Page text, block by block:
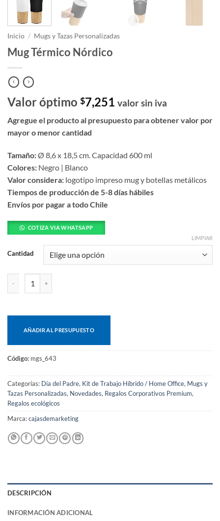
Inicio / Mugs y Tazas Personalizadas
Mug Térmico Nórdico
Valor óptimo $7,251 valor sin iva
Agregue el producto al presupuesto para obtener valor por
mayor o menor cantidad
Tamaño:Ø 8,6 x 18,5 cm. Capacidad 600 ml
Colores: Negro | Blanco
Valor considera: logotipo impreso mug y botellas metálicos
Tiempos de producción de 5-8 días hábiles
Envíos por pagar a todo Chile
COTIZA VIA WHATSAPP
Cantidad
LIMPIAR
AÑADIR AL PRESUPUESTO
Código: mgs_643
Categorías: Día del Padre, Kit de Trabajo Híbrido / Home Office, Mugs y
Tazas Personalizadas, Novedades, Regalos Corporativos Premium,
Regalos ecológicos
Marca:cajasdemarketing
DESCRIPCIÓN
INFORMACIÓN ADICIONAL